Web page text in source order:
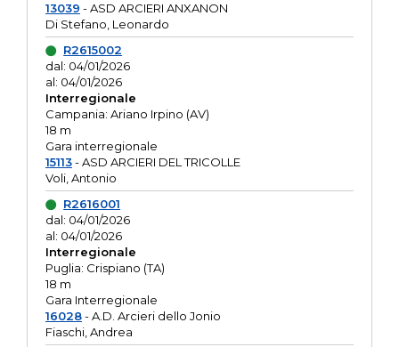
13039 - ASD ARCIERI ANXANON
Di Stefano, Leonardo
R2615002
dal: 04/01/2026
al: 04/01/2026
Interregionale
Campania: Ariano Irpino (AV)
18 m
Gara interregionale
15113- ASD ARCIERI DEL TRICOLLE
Voli, Antonio
R2616001
dal: 04/01/2026
al: 04/01/2026
Interregionale
Puglia: Crispiano (TA)
18 m
Gara Interregionale
16028- A.D. Arcieri dello Jonio
Fiaschi, Andrea